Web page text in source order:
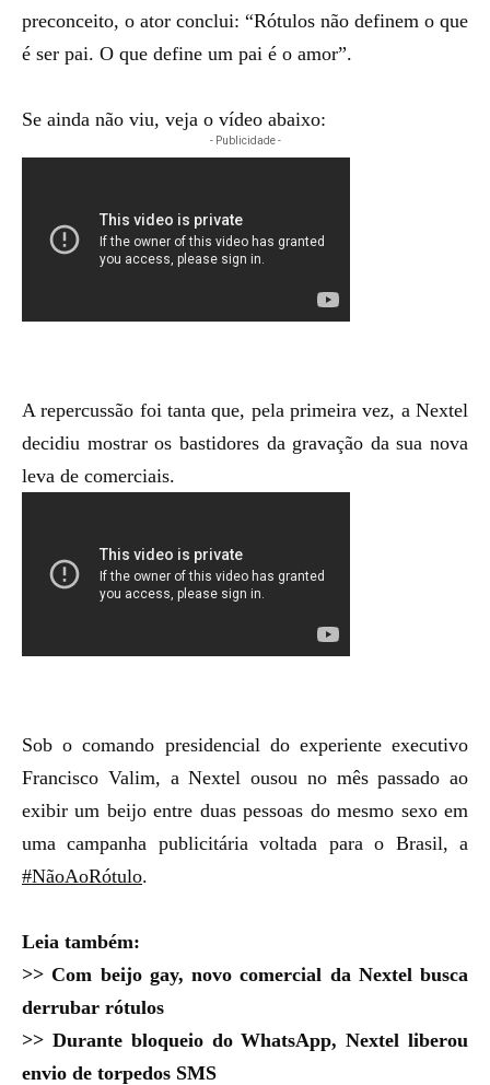
preconceito, o ator conclui: “Rótulos não definem o que
é ser pai. O que define um pai é o amor”.
Se ainda não viu, veja o vídeo abaixo:
- Publicidade -
A repercussão foi tanta que, pela primeira vez, a Nextel
decidiu mostrar os bastidores da gravação da sua nova
leva de comerciais.
Sob o comando presidencial do experiente executivo
Francisco Valim, a Nextel ousou no mês passado ao
exibir um beijo entre duas pessoas do mesmo sexoem
uma campanha publicitária voltada para o Brasil, a
#NãoAoRótulo.
Leia também:
>> Com beijo gay, novo comercial da Nextel busca
derrubar rótulos
>> Durante bloqueio do WhatsApp, Nextel liberou
envio de torpedos SMS